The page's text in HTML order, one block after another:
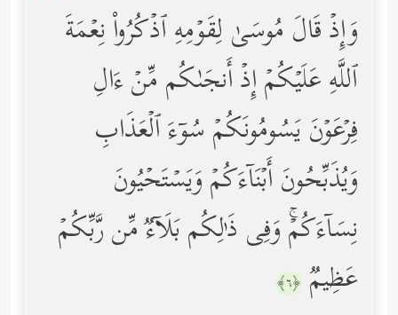
وَإِذۡ قَالَ مُوسَىٰ لِقَوۡمِهِ ٱذۡكُرُواْ نِعۡمَةَ
ٱللَّهِ عَلَیۡكُمۡ إِذۡ أَنجَىٰكُم مِّنۡ ءَالِ
فِرۡعَوۡنَ یَسُومُونَكُمۡ سُوۤءَ ٱلۡعَذَابِ
وَیُذَبِّحُونَ أَبۡنَاۤءَكُمۡ وَیَسۡتَحۡیُونَ
نِسَاۤءَكُمۡۚ وَفِی ذَ ٰ⁠لِكُم بَلَاۤءࣱ مِّن رَّبِّكُمۡ
عَظِیمࣱ ﴿٦﴾